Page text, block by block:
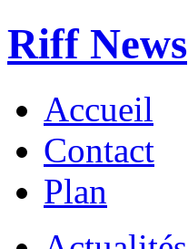
Riff News
Accueil
Contact
Plan